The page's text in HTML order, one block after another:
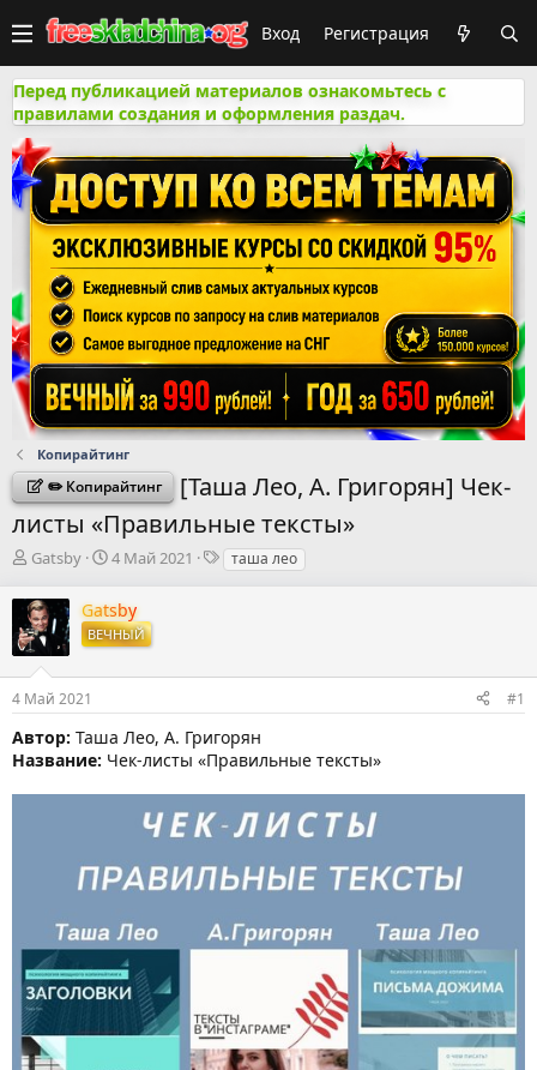
Вход Регистрация
Перед публикацией материалов ознакомьтесь с
правилами создания и оформления раздач.
Копирайтинг
✏️ Копирайтинг
[Таша Лео, А. Григорян] Чек-
листы «Правильные тексты»
А
т
о
р
м
ы
Gatsby
Д
т
а
н
а
л
а
4 Май 2021
Тташа лео
Gatsby
ВЕЧНЫЙ
4 Май 2021 #1
Автор: Таша Лео, А. Григорян
Название: Чек-листы «Правильные тексты»